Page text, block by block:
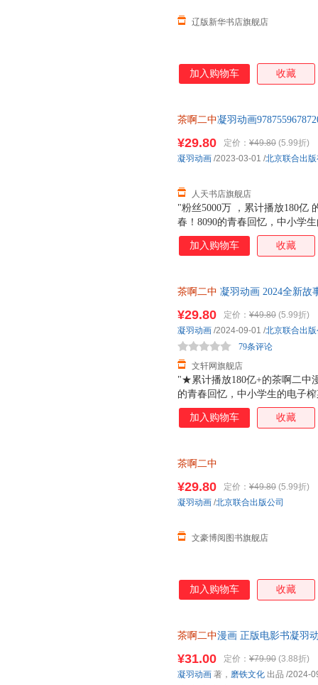
辽版新华书店旗舰店
加入购物车 收藏
茶啊二中凝羽动画
"粉丝5000万 ，累计播放180亿
春！8090的青春回忆，中小学
物，像校园生活的我们，每个
有售价！用漫画传递快乐的力
¥29.80 定价： ¥49.80 (5.99折)
人天书店旗舰店
凝羽动画 /2023-03-01 /北京联合出
加入购物车 收藏
茶啊二中 凝羽动画 2024全新故
城市次日达，团购优惠咨询在
"★累计播放180亿+的茶啊二中
的青春回忆，中小学生的电子
像校园生活的我们，每个人都
售价！用漫画传递快乐的力量
¥29.80 定价： ¥49.80 (5.99折)
文轩网旗舰店
79条评论
凝羽动画 /2024-09-01 /北京联合出
加入购物车 收藏
茶啊二中
¥29.80 定价： ¥49.80 (5.99折)
文豪博阅图书旗舰店
凝羽动画 /北京联合出版公司
加入购物车 收藏
茶啊二中漫画 正版电影书凝羽
¥31.00 定价： ¥79.90 (3.88折)
凝羽动画 著， 磨铁文化 出品 /2024-